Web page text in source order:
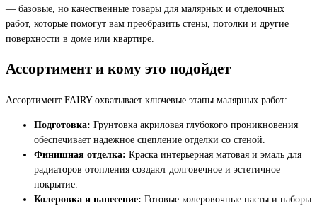
— базовые, но качественные товары для малярных и отделочных
работ, которые помогут вам преобразить стены, потолки и другие
поверхности в доме или квартире.
Ассортимент и кому это подойдет
Ассортимент FAIRY охватывает ключевые этапы малярных работ:
Подготовка: Грунтовка акриловая глубокого проникновения
обеспечивает надежное сцепление отделки со стеной.
Финишная отделка: Краска интерьерная матовая и эмаль для
радиаторов отопления создают долговечное и эстетичное
покрытие.
Колеровка и нанесение: Готовые колеровочные пасты и наборы